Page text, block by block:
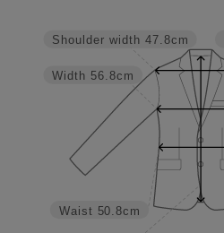
Waist 50.8cm
Width 56.8cm
Shoulder width 47.8cm